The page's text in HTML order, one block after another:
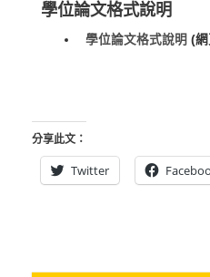
學位論文格式說明
學位論文格式說明 (網
分享此文：
Twitter